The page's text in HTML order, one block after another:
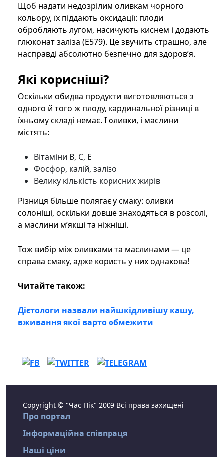
Щоб надати недозрілим оливкам чорного
кольору, їх піддають оксидації: плоди
обробляють лугом, насичують киснем і додають
глюконат заліза (E579). Це звучить страшно, але
насправді абсолютно безпечно для здоров’я.
Які корисніші?
Оскільки обидва продукти виготовляються з
одного й того ж плоду, кардинальної різниці в
їхньому складі немає. І оливки, і маслини
містять:
Вітаміни B, C, E
Фосфор, калій, залізо
Велику кількість корисних жирів
Різниця більше полягає у смаку: оливки
солоніші, оскільки довше знаходяться в розсолі,
а маслини м’якші та ніжніші.
Тож вибір між оливками та маслинами — це
справа смаку, адже користь у них однакова!
Читайте також:
Дієтологи назвали найшкідливішу кашу,
вживання якої варто обмежити
Copyright © "Час Пік" 2009 Всі права захищені
Про портал
Інформаційна співпраця
Наші ціни